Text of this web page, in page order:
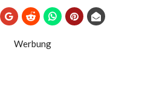
Werbung